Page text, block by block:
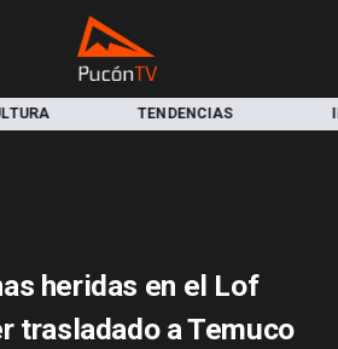
TENDENCIAS
heridas en el Lof
trasladado a Temuco